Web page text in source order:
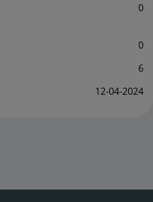
0
0
6
‎12-04-2024